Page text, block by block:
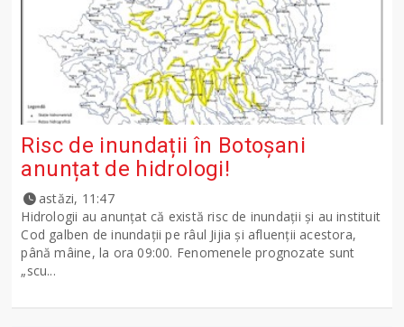
Risc de inundații în Botoșani
anunțat de hidrologi!
astăzi, 11:47
Hidrologii au anunțat că există risc de inundații și au instituit
Cod galben de inundații pe râul Jijia și afluenții acestora,
până mâine, la ora 09:00. Fenomenele prognozate sunt
„scu...